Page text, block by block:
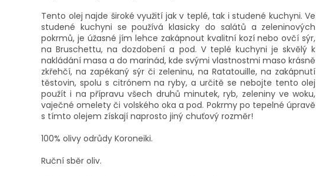
Tento olej najde široké využití jak v teplé, tak i studené kuchyni. Ve
studené kuchyni se používá klasicky do salátů a zeleninových
pokrmů, je úžasné jím lehce zakápnout kvalitní kozí nebo ovčí sýr,
na Bruschettu, na dozdobení a pod. V teplé kuchyni je skvělý k
nakládání masa a do marinád, kde svými vlastnostmi maso krásně
zkřehčí, na zapékaný sýr či zeleninu, na Ratatouille, na zakápnutí
těstovin, spolu s citrónem na ryby, a určitě se nebojte tento olej
použít i na přípravu všech druhů minutek, ryb, zeleniny ve woku,
vaječné omelety či volského oka a pod. Pokrmy po tepelné úpravě
s tímto olejem získají naprosto jiný chuťový rozměr!
100% olivy odrůdy Koroneiki.
Ruční sběr oliv.